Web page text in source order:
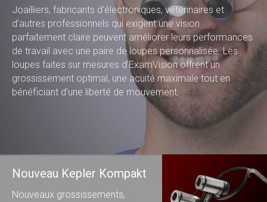
Joailliers, fabricants d’électroniques, vétérinaires et
d’autres professionnels qui exigent une vision
parfaitement claire peuvent améliorer leurs performances
de travail avec une paire de loupes personnalisée. Les
loupes faites sur mesures d’ExamVision offrent un
grossissement optimal, une acuité maximale tout en
bénéficiant d’une liberté de mouvement.
Nouveau Kepler Kompakt
Nouveaux grossissements,